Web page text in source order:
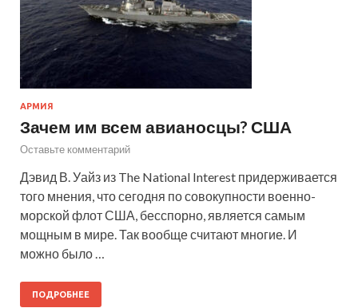
АРМИЯ
Зачем им всем авианосцы? США
Оставьте комментарий
Дэвид В. Уайз из The National Interest придерживается
того мнения, что сегодня по совокупности военно-
морской флот США, бесспорно, является самым
мощным в мире. Так вообще считают многие. И
можно было …
ПОДРОБНЕЕ